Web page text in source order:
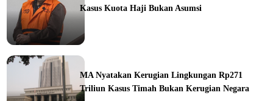
Kasus Kuota Haji Bukan Asumsi
MA Nyatakan Kerugian Lingkungan Rp271
Triliun Kasus Timah Bukan Kerugian Negara